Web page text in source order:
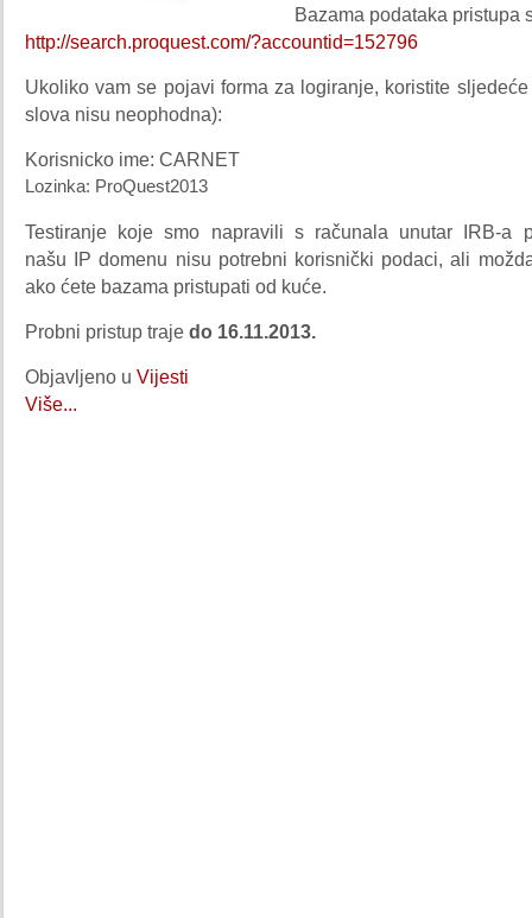
Bazama podataka pristupa
http://search.proquest.com/?accountid=152796
Ukoliko vam se pojavi forma za logiranje, koristite
slova nisu neophodna):
Korisnicko ime: CARNET
Lozinka: ProQuest2013
Testiranje koje smo napravili s računala unutar IRB-a
našu IP domenu nisu potrebni korisnički podaci, ali
ako ćete bazama pristupati od kuće.
Probni pristup traje do 16.11.2013.
Objavljeno u Vijesti
Više...